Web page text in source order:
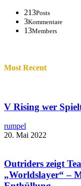
213Posts
3Kommentare
13Members
Most Recent
V Rising wer
rumpel
20. Mai 2022
Outriders zeigt
„Worldslayer“ –